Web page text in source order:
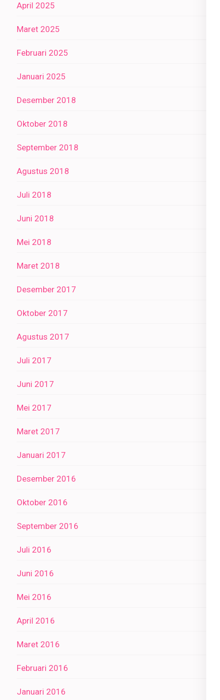
April 2025
Maret 2025
Februari 2025
Januari 2025
Desember 2018
Oktober 2018
September 2018
Agustus 2018
Juli 2018
Juni 2018
Mei 2018
Maret 2018
Desember 2017
Oktober 2017
Agustus 2017
Juli 2017
Juni 2017
Mei 2017
Maret 2017
Januari 2017
Desember 2016
Oktober 2016
September 2016
Juli 2016
Juni 2016
Mei 2016
April 2016
Maret 2016
Februari 2016
Januari 2016